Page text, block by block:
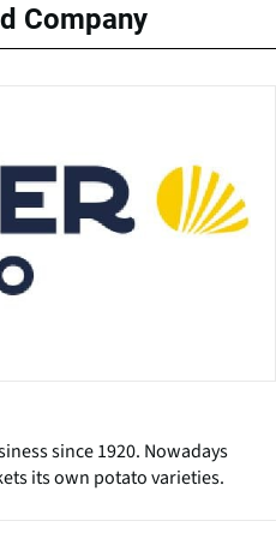
Company
since 1920. Nowadays
its own potato varieties.